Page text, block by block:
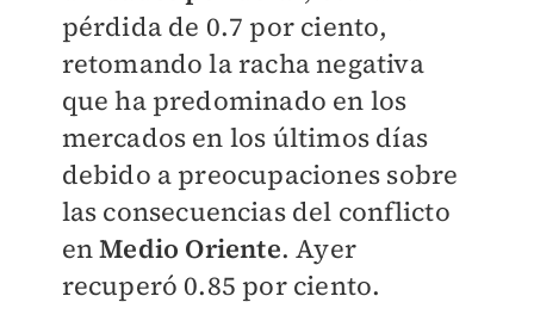
pérdida de 0.7 por ciento,
retomando la racha negativa
que ha predominado en los
mercados en los últimos días
debido a preocupaciones sobre
las consecuencias del conflicto
enMedio Oriente. Ayer
recuperó 0.85 por ciento.